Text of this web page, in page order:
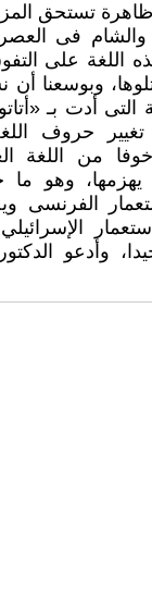
ظاهرة تستحق
فى العصر
اللغة على
وبوسعنا
التى أدت بـ
حروف
خوفا من اللغة
يهزمها، وهو
الفرنسى
وأدعو